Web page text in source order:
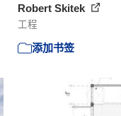
Robert Skitek
工程
添加书签